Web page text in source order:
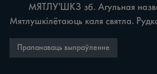
Мятлушкілётаюць каля святла.
Прапанаваць выпраўленне